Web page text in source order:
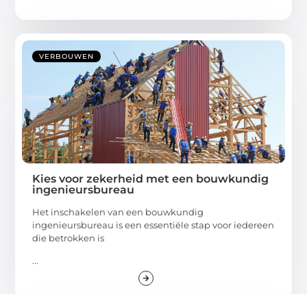
VERBOUWEN
Kies voor zekerheid met een bouwkundig
ingenieursbureau
Het inschakelen van een bouwkundig
ingenieursbureau is een essentiële stap voor iedereen
die betrokken is
...